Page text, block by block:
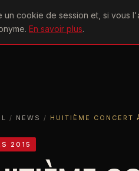
un cookie de session et, si vous
En savoir plus.
ACTU
/ NEWS / HUITIÈME CONCERT
2015